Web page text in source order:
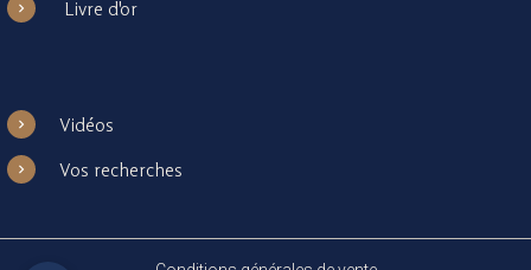
Livre d'or
Vidéos
Vos recherches